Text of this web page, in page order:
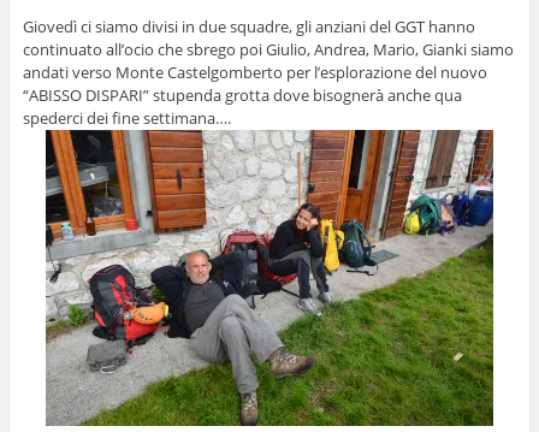
Giovedì ci siamo divisi in due squadre, gli anziani del GGT hanno
continuato all’ocio che sbrego poi Giulio, Andrea, Mario, Gianki siamo
andati verso Monte Castelgomberto per l’esplorazione del nuovo
“ABISSO DISPARI” stupenda grotta dove bisognerà anche qua
spederci dei fine settimana….